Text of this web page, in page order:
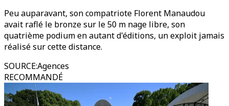
Peu auparavant, son compatriote Florent Manaudou
avait raflé le bronze sur le 50 m nage libre, son
quatrième podium en autant d'éditions, un exploit jamais
réalisé sur cette distance.
SOURCE:Agences
RECOMMANDÉ